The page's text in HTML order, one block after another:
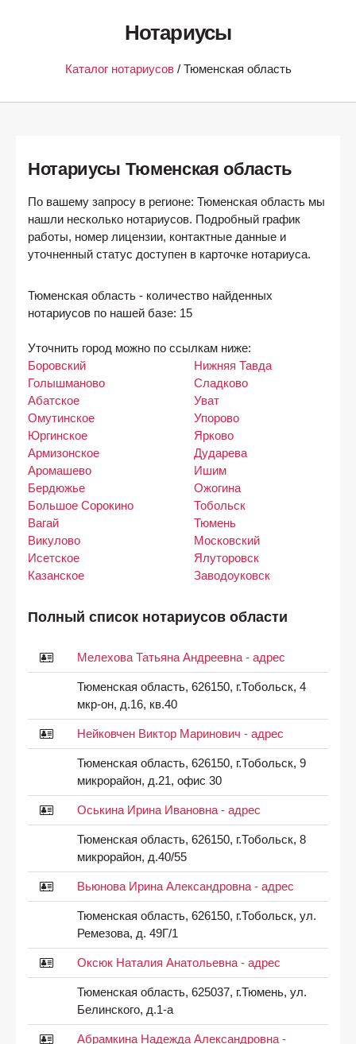
Нотариусы
Каталог нотариусов/ Тюменская область
Нотариусы Тюменская область
По вашему запросу в регионе: Тюменская область мы
нашли несколько нотариусов. Подробный график
работы, номер лицензии, контактные данные и
уточненный статус доступен в карточке нотариуса.
Тюменская область - количество найденных
нотариусов по нашей базе: 15
Уточнить город можно по ссылкам ниже:
Боровский
Голышманово
Абатское
Омутинское
Юргинское
Армизонское
Аромашево
Бердюжье
Большое Сорокино
Вагай
Викулово
Исетское
Казанское
Нижняя Тавда
Сладково
Уват
Упорово
Ярково
Дударева
Ишим
Ожогина
Тобольск
Тюмень
Московский
Ялуторовск
Заводоуковск
Полный список нотариусов области
Мелехова Татьяна Андреевна - адрес
Тюменская область, 626150, г.Тобольск, 4
мкр-он, д.16, кв.40
Нейковчен Виктор Маринович - адрес
Тюменская область, 626150, г.Тобольск, 9
микрорайон, д.21, офис 30
Оськина Ирина Ивановна - адрес
Тюменская область, 626150, г.Тобольск, 8
микрорайон, д.40/55
Вьюнова Ирина Александровна - адрес
Тюменская область, 626150, г.Тобольск, ул.
Ремезова, д. 49Г/1
Оксюк Наталия Анатольевна - адрес
Тюменская область, 625037, г.Тюмень, ул.
Белинского, д.1-а
Абрамкина Надежда Александровна -